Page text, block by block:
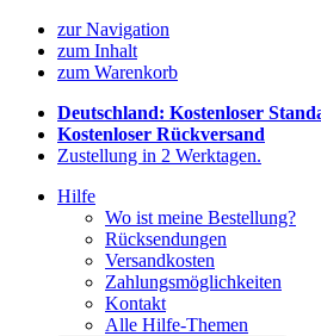
zur Navigation
zum Inhalt
zum Warenkorb
Deutschland: Kostenloser
Kostenloser Rückversand
Zustellung in 2 Werktagen.
Hilfe
Wo ist meine Bestellung?
Rücksendungen
Versandkosten
Zahlungsmöglichkeiten
Kontakt
Alle Hilfe-Themen